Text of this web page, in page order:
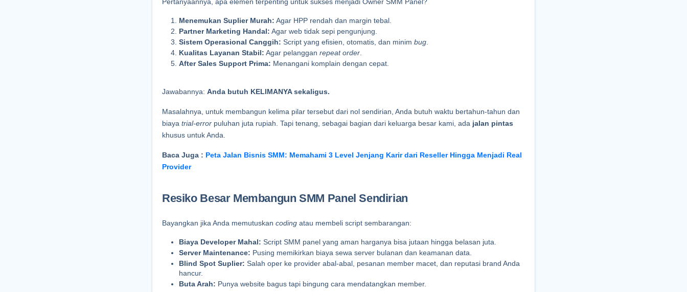
Pertanyaannya, apa elemen terpenting untuk sukses menjadi Owner SMM Panel?
Menemukan Suplier Murah: Agar HPP rendah dan margin tebal.
Partner Marketing Handal: Agar web tidak sepi pengunjung.
Sistem Operasional Canggih: Script yang efisien, otomatis, dan minim bug.
Kualitas Layanan Stabil: Agar pelanggan repeat order.
After Sales Support Prima: Menangani komplain dengan cepat.
Jawabannya: Anda butuh KELIMANYA sekaligus.
Masalahnya, untuk membangun kelima pilar tersebut dari nol sendirian, Anda butuh waktu bertahun-tahun dan
biaya trial-error puluhan juta rupiah. Tapi tenang, sebagai bagian dari keluarga besar kami, ada jalan pintas
khusus untuk Anda.
Baca Juga : Peta Jalan Bisnis SMM: Memahami 3 Level Jenjang Karir dari Reseller Hingga Menjadi Real
Provider
Resiko Besar Membangun SMM Panel Sendirian
Bayangkan jika Anda memutuskan coding atau membeli script sembarangan:
Biaya Developer Mahal: Script SMM panel yang aman harganya bisa jutaan hingga belasan juta.
Server Maintenance: Pusing memikirkan biaya sewa server bulanan dan keamanan data.
Blind Spot Suplier: Salah oper ke provider abal-abal, pesanan member macet, dan reputasi brand Anda
hancur.
Buta Arah: Punya website bagus tapi bingung cara mendatangkan member.